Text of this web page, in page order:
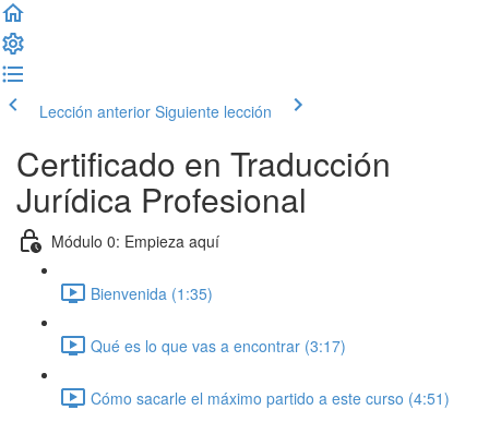
Lección anterior Siguiente lección
Certificado en Traducción
Jurídica Profesional
Módulo 0: Empieza aquí
Bienvenida (1:35)
Qué es lo que vas a encontrar (3:17)
Cómo sacarle el máximo partido a este curso (4:51)